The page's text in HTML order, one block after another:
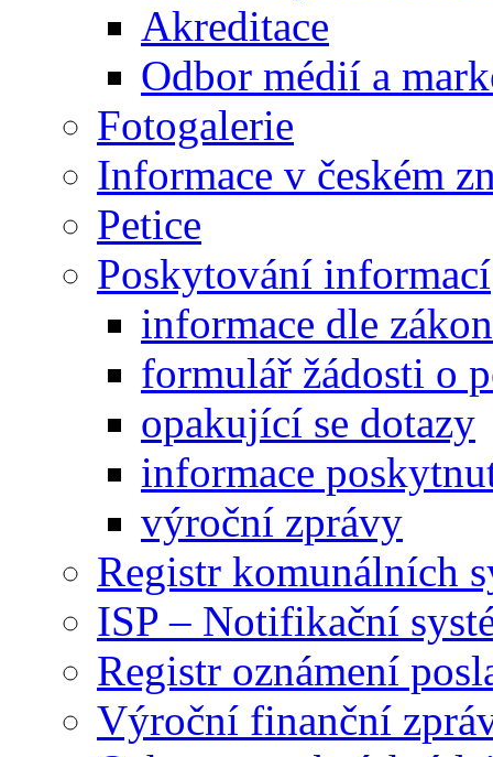
Akreditace
Odbor médií a
Fotogalerie
Informace v českém
Petice
Poskytování informací
informace dle
formulář žádosti o
opakující se dotazy
informace
výroční zprávy
Registr komunálních
ISP – Notifikační
Registr oznámení
Výroční finanční